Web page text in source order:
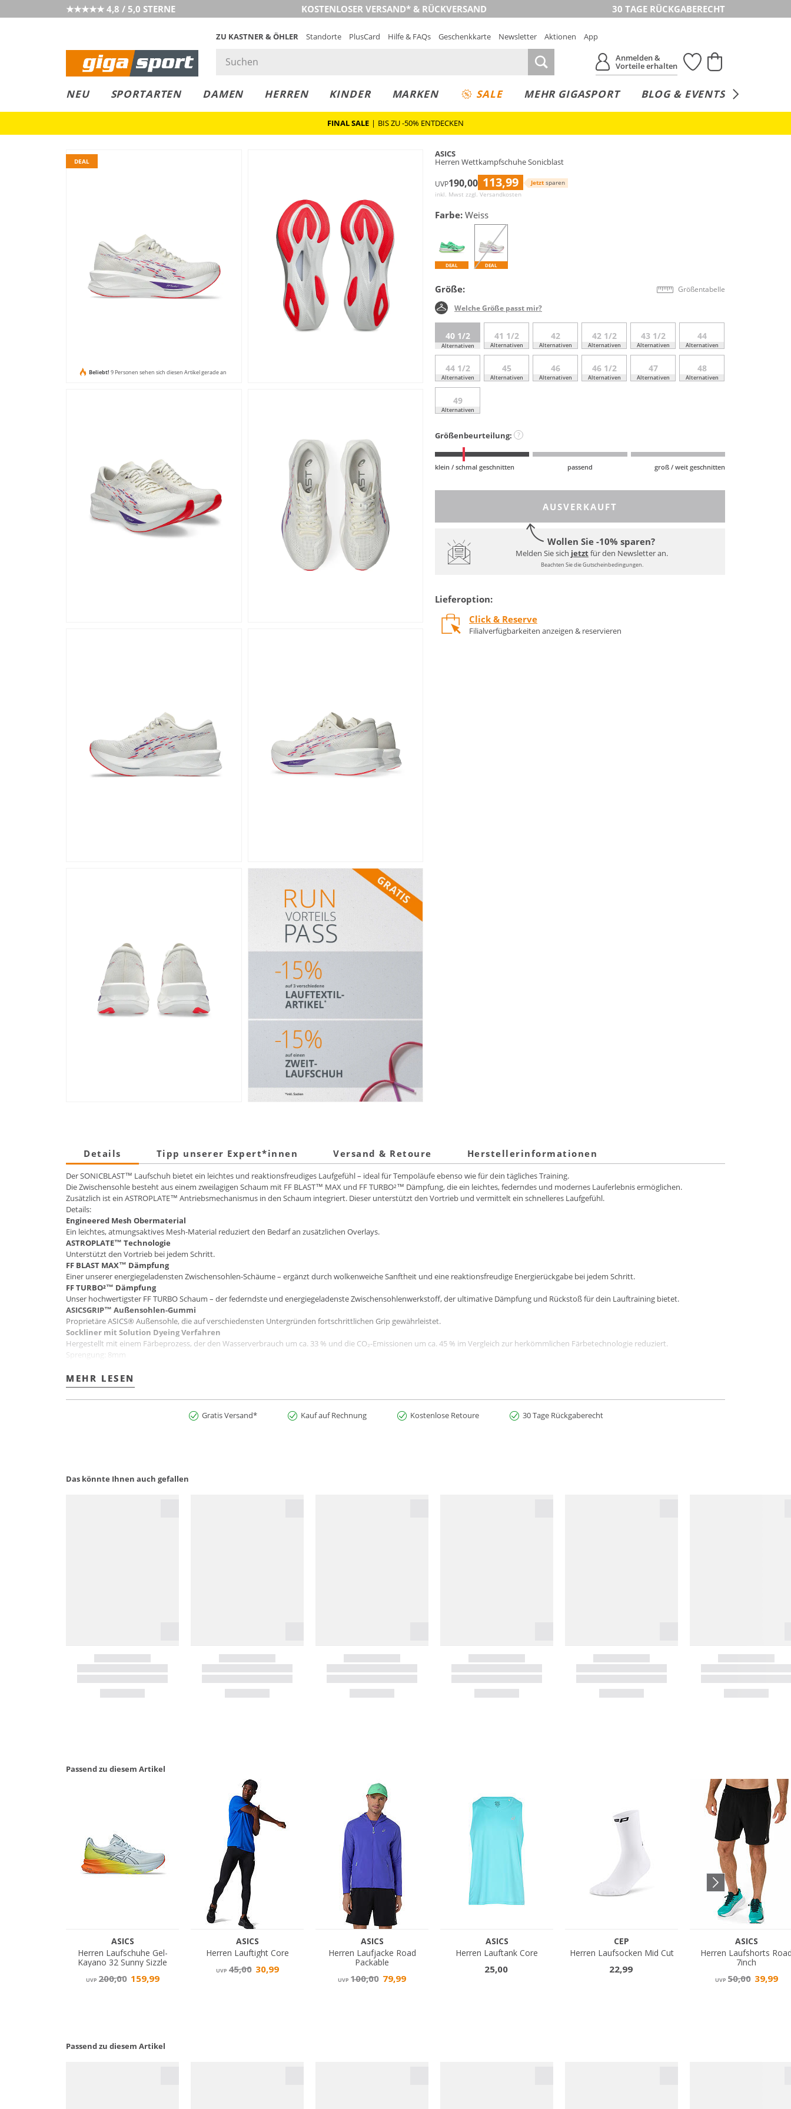
★★★★★ 4,8 / 5,0 STERNE KOSTENLOSER VERSAND* & RÜCKVERSAND 30 TAGE RÜCKGABERECHT
ZU KASTNER & ÖHLER Standorte PlusCard Hilfe & FAQs Geschenkkarte Newsletter Aktionen
App
Anmelden &
Vorteile erhalten
NEU SPORTARTEN DAMEN HERREN KINDER MARKEN SALE MEHR GIGASPORT BLOG & EVENTS
LEASING
COLLECT
RESERVE
FINAL SALE | BIS ZU -50% ENTDECKEN
DEAL
Beliebt! 9 Personen sehen sich diesen Artikel gerade an
ASICS
Herren Wettkampfschuhe Sonicblast
UVP190,00 113,99 Jetzt sparen
inkl. Mwst zzgl. Versandkosten
Farbe: Weiss
DEAL DEAL
Größe: Größentabelle
Welche Größe passt mir?
40 1/2
Alternativen
41 1/2
Alternativen
42
Alternativen
42 1/2
Alternativen
43 1/2
Alternativen
44
Alternativen
44 1/2
Alternativen
45
Alternativen
46
Alternativen
46 1/2
Alternativen
47
Alternativen
48
Alternativen
49
Alternativen
Größenbeurteilung: ?
klein / schmal geschnitten passend groß / weit geschnitten
AUSVERKAUFT
Wollen Sie -10% sparen?
Melden Sie sich jetztfür den Newsletter an.
Beachten Sie die Gutscheinbedingungen.
Lieferoption:
Click & Reserve
Filialverfügbarkeiten anzeigen & reservieren
Details Tipp unserer Expert*innen Versand & Retoure Herstellerinformationen
Der SONICBLAST™ Laufschuh bietet ein leichtes und reaktionsfreudiges Laufgefühl – ideal für Tempoläufe ebenso wie für dein tägliches Training.
Die Zwischensohle besteht aus einem zweilagigen Schaum mit FF BLAST™ MAX und FF TURBO²™ Dämpfung, die ein leichtes, federndes und modernes Lauferlebnis ermöglichen.
Zusätzlich ist ein ASTROPLATE™ Antriebsmechanismus in den Schaum integriert. Dieser unterstützt den Vortrieb und vermittelt ein schnelleres Laufgefühl.
Details:
Engineered Mesh Obermaterial
Ein leichtes, atmungsaktives Mesh-Material reduziert den Bedarf an zusätzlichen Overlays.
ASTROPLATE™ Technologie
Unterstützt den Vortrieb bei jedem Schritt.
FF BLAST MAX™ Dämpfung
Einer unserer energiegeladensten Zwischensohlen-Schäume – ergänzt durch wolkenweiche Sanftheit und eine reaktionsfreudige Energierückgabe bei jedem Schritt.
FF TURBO²™ Dämpfung
Unser hochwertigster FF TURBO Schaum – der federndste und energiegeladenste Zwischensohlenwerkstoff, der ultimative Dämpfung und Rückstoß für dein Lauftraining bietet.
ASICSGRIP™ Außensohlen-Gummi
Proprietäre ASICS® Außensohle, die auf verschiedensten Untergründen fortschrittlichen Grip gewährleistet.
Sockliner mit Solution Dyeing Verfahren
Hergestellt mit einem Färbeprozess, der den Wasserverbrauch um ca. 33 % und die CO₂-Emissionen um ca. 45 % im Vergleich zur herkömmlichen Färbetechnologie reduziert.
Sprengung: 8mm
Farbbezeichnung: Cream/Blue Fade
Style Nr.: 1011C083.100
Art.Nr:2900281359546
MEHR LESEN
MEHR LESEN
Gratis Versand* Kauf auf Rechnung Kostenlose Retoure 30 Tage Rückgaberecht
Das könnte Ihnen auch gefallen
Passend zu diesem Artikel
Passend zu diesem Artikel